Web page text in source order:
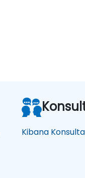
Kibana